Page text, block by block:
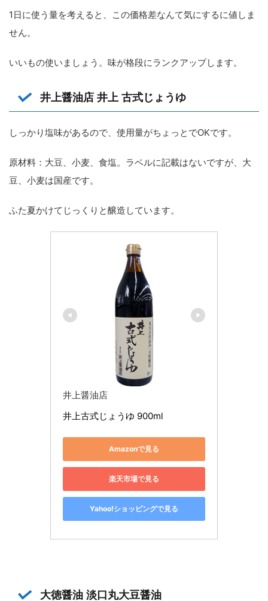
1日に使う量を考えると、この価格差なんて気にするに値しま
せん。
いいもの使いましょう。味が格段にランクアップします。
井上醤油店 井上 古式じょうゆ
しっかり塩味があるので、使用量がちょっとでOKです。
原材料：大豆、小麦、食塩。ラベルに記載はないですが、大
豆、小麦は国産です。
ふた夏かけてじっくりと醸造しています。
井上醤油店
井上古式じょうゆ 900ml
Amazonで見る
楽天市場で見る
Yahoo!ショッピングで見る
大徳醤油 淡口丸大豆醤油